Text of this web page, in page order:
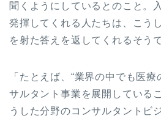
聞くようにしているとのこと。
発揮してくれる人たちは、こう
を射た答えを返してくれるそうで
「たとえば、“業界の中でも医
サルタント事業を展開している
うした分野のコンサルタントビ